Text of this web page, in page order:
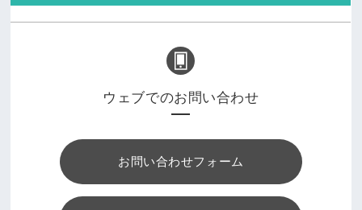
ウェブでのお問い合わせ
お問い合わせフォーム